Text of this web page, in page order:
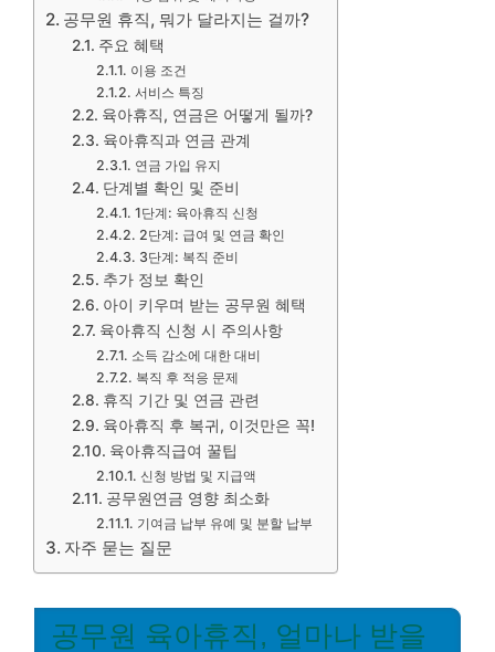
공무원 휴직, 뭐가 달라지는 걸까?
주요 혜택
이용 조건
서비스 특징
육아휴직, 연금은 어떻게 될까?
육아휴직과 연금 관계
연금 가입 유지
단계별 확인 및 준비
1단계: 육아휴직 신청
2단계: 급여 및 연금 확인
3단계: 복직 준비
추가 정보 확인
아이 키우며 받는 공무원 혜택
육아휴직 신청 시 주의사항
소득 감소에 대한 대비
복직 후 적응 문제
휴직 기간 및 연금 관련
육아휴직 후 복귀, 이것만은 꼭!
육아휴직급여 꿀팁
신청 방법 및 지급액
공무원연금 영향 최소화
기여금 납부 유예 및 분할 납부
자주 묻는 질문
공무원 육아휴직, 얼마나 받을